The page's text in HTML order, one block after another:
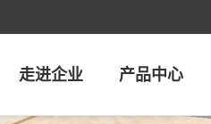
走进企业 产品中心